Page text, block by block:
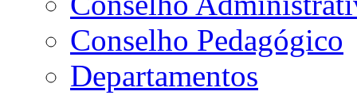
Conselho Pedagógico
Departamentos